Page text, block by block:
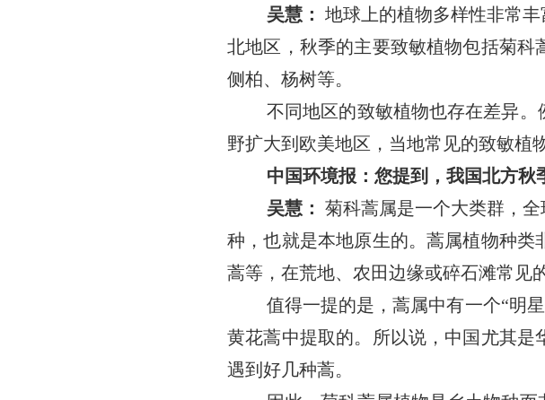
吴慧： 地球上的植物多样性非常
北地区，秋季的主要致敏植物包括菊科
侧柏、杨树等。
不同地区的致敏植物也存在差异
野扩大到欧美地区，当地常见的致敏植
中国环境报：您提到，我国北方
吴慧： 菊科蒿属是一个大类群，
种，也就是本地原生的。蒿属植物种
蒿等，在荒地、农田边缘或碎石滩常见
值得一提的是，蒿属中有一个“明
黄花蒿中提取的。所以说，中国尤其
遇到好几种蒿。